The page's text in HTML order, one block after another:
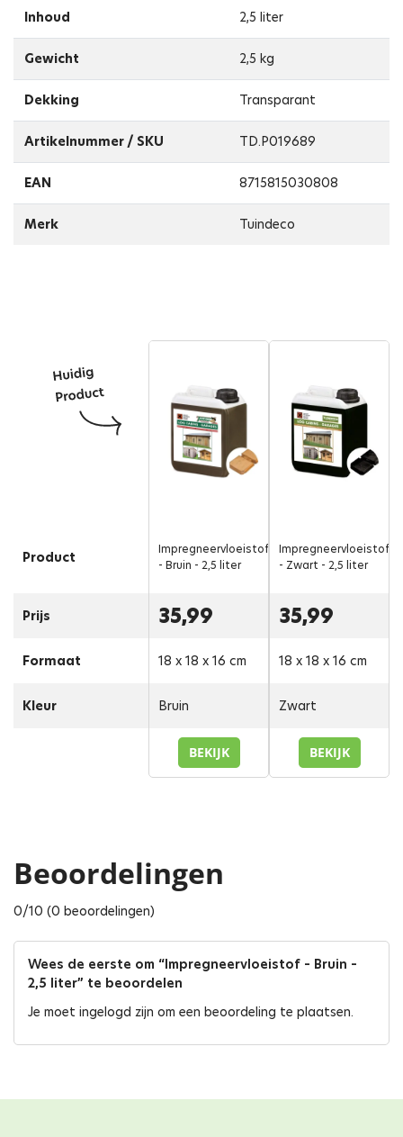
Inhoud 2,5 liter
Gewicht 2,5 kg
Dekking Transparant
Artikelnummer / SKU TD.P019689
EAN 8715815030808
Merk Tuindeco
Product
Prijs
Formaat
Kleur
Impregneervloeistof
- Bruin - 2,5 liter
35,99
18 x 18 x 16 cm
Bruin
BEKIJK
Impregneervloeistof
- Zwart - 2,5 liter
35,99
18 x 18 x 16 cm
Zwart
BEKIJK
Beoordelingen
0/10 (0 beoordelingen)
Wees de eerste om “Impregneervloeistof – Bruin –
2,5 liter” te beoordelen
Je moet ingelogd zijn om een beoordeling te plaatsen.